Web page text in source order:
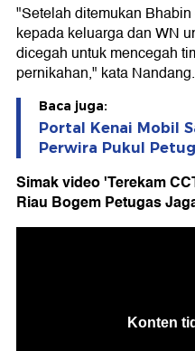
"Setelah ditemukan
kepada keluarga dan WN
dicegah untuk mencegah
pernikahan," kata Nandang.
Baca juga:
Portal Kenai Mobil
Perwira Pukul
Simak video 'Terekam
Riau Bogem Petugas